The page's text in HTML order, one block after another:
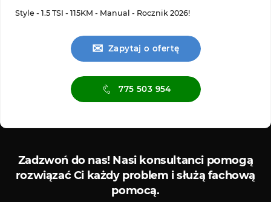
Style - 1.5 TSI - 115KM - Manual - Rocznik 2026!
✉ Zapytaj o ofertę
775 503 954
Zadzwoń do nas!Nasi konsultanci pomogą
rozwiązać Ci każdy problem i służą fachową
pomocą.